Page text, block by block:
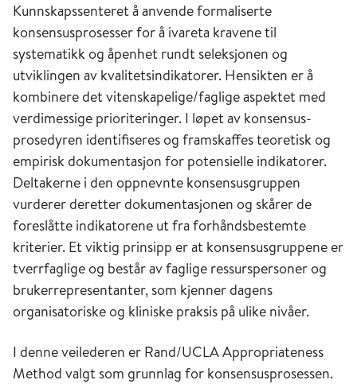
Kunnskapssenteret å anvende formaliserte
konsensusprosesser for å ivareta kravene til
systematikk og åpenhet rundt seleksjonen og
utviklingen av kvalitetsindikatorer. Hensikten er å
kombinere det vitenskapelige/faglige aspektet med
verdimessige prioriteringer. I løpet av konsensus­­
prosedyren identifiseres og framskaffes teoretisk og
empirisk dokumentasjon for potensielle indikatorer.
Deltakerne i den oppnevnte konsensus­gruppen
vurderer deretter dokumentasjonen og skårer de
foreslåtte indikatorene ut fra forhåndsbestemte
kriterier. Et viktig prinsipp er at konsensusgruppene er
tverrfaglige og består av faglige ressurspersoner og
brukerrepresentanter, som kjenner dagens
organisatoriske og kliniske praksis på ulike nivåer.
I denne veilederen er Rand/UCLA Appropriateness
Method valgt som grunnlag for konsensusprosessen.